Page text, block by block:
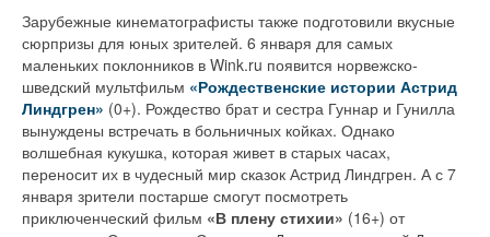
Зарубежные кинематографисты также подготовили вкусные
сюрпризы для юных зрителей. 6 января для самых
маленьких поклонников в Wink.ru появится норвежско-
шведский мультфильм «Рождественские истории Астрид
Линдгрен» (0+). Рождество брат и сестра Гуннар и Гунилла
вынуждены встречать в больничных койках. Однако
волшебная кукушка, которая живет в старых часах,
переносит их в чудесный мир сказок Астрид Линдгрен. А с 7
января зрители постарше смогут посмотреть
приключенческий фильм «В плену стихии» (16+) от